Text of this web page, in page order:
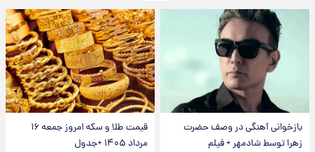
بازخوانی آهنگی در وصف حضرت
زهرا توسط شادمهر + فیلم
قیمت طلا و سکه امروز جمعه ۱۶
مرداد ۱۴۰۵ +جدول